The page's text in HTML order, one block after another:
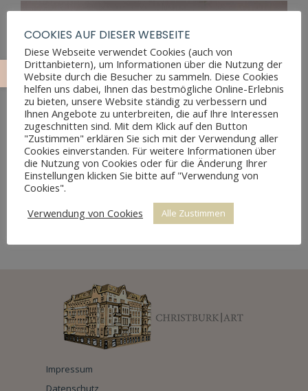
BIEDERMEIER TISCH NUSSBAUM MASSIV
Impressum
Datenschutz
COOKIES AUF DIESER WEBSEITE
Diese Webseite verwendet Cookies (auch von
Drittanbietern), um Informationen über die Nutzung der
Website durch die Besucher zu sammeln. Diese Cookies
helfen uns dabei, Ihnen das bestmögliche Online-Erlebnis
zu bieten, unsere Website ständig zu verbessern und
Ihnen Angebote zu unterbreiten, die auf Ihre Interessen
zugeschnitten sind. Mit dem Klick auf den Button
"Zustimmen" erklären Sie sich mit der Verwendung aller
Cookies einverstanden. Für weitere Informationen über
die Nutzung von Cookies oder für die Änderung Ihrer
Einstellungen klicken Sie bitte auf "Verwendung von
Cookies".
Verwendung von Cookies
Alle Zustimmen